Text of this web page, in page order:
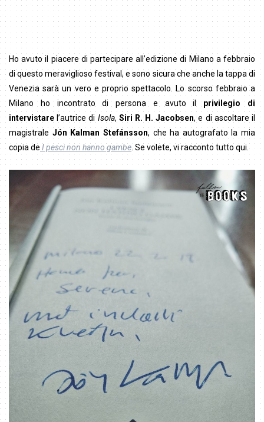
Ho avuto il piacere di partecipare all’edizione di Milano a febbraio
di questo meraviglioso festival, e sono sicura che anche la tappa di
Venezia sarà un vero e proprio spettacolo. Lo scorso febbraio a
Milano ho incontrato di persona e avuto ilprivilegio di
intervistare l’autrice diIsola,Siri R. H. Jacobsen, e di ascoltare il
magistrale Jón Kalman Stefánsson, che ha autografato la mia
copia de I pesci non hanno gambe. Se volete, vi racconto tutto qui.